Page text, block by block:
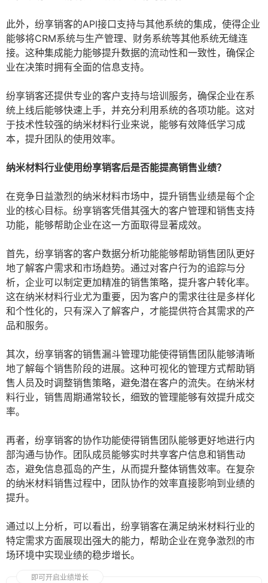
此外，纷享销客的API接口支持与其他系统的集成，使得企业
能够将CRM系统与生产管理、财务系统等其他系统无缝连
接。这种集成能力能够提升数据的流动性和一致性，确保企
业在决策时拥有全面的信息支持。
纷享销客还提供专业的客户支持与培训服务，确保企业在系
统上线后能够快速上手，并充分利用系统的各项功能。这对
于技术性较强的纳米材料行业来说，能够有效降低学习成
本，提升团队的使用效率。
纳米材料行业使用纷享销客后是否能提高销售业绩？
在竞争日益激烈的纳米材料市场中，提升销售业绩是每个企
业的核心目标。纷享销客凭借其强大的客户管理和销售支持
功能，能够帮助企业在这一方面取得显著成效。
首先，纷享销客的客户数据分析功能能够帮助销售团队更好
地了解客户需求和市场趋势。通过对客户行为的追踪与分
析，企业可以制定更加精准的销售策略，提升客户转化率。
这在纳米材料行业尤为重要，因为客户的需求往往是多样化
和个性化的，只有深入了解客户，才能提供符合其需求的产
品和服务。
其次，纷享销客的销售漏斗管理功能使得销售团队能够清晰
地了解每个销售阶段的进展。这种可视化的管理方式帮助销
售人员及时调整销售策略，避免潜在客户的流失。在纳米材
料行业，销售周期通常较长，细致的管理能够有效提升成交
率。
再者，纷享销客的协作功能使得销售团队能够更好地进行内
部沟通与协作。团队成员能够实时共享客户信息和销售动
态，避免信息孤岛的产生，从而提升整体销售效率。在复杂
的纳米材料销售过程中，团队协作的效率直接影响到业绩的
提升。
通过以上分析，可以看出，纷享销客在满足纳米材料行业的
特定需求方面展现出强大的能力，帮助企业在竞争激烈的市
场环境中实现业绩的稳步增长。
即可开启业绩增长